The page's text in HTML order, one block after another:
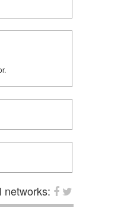
networks: